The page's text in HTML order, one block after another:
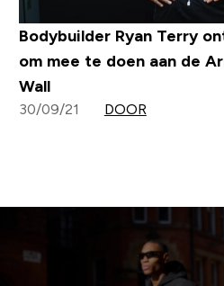
Bodybuilder Ryan Terry
om mee te doen aan de
Wall
30/09/21 DOOR